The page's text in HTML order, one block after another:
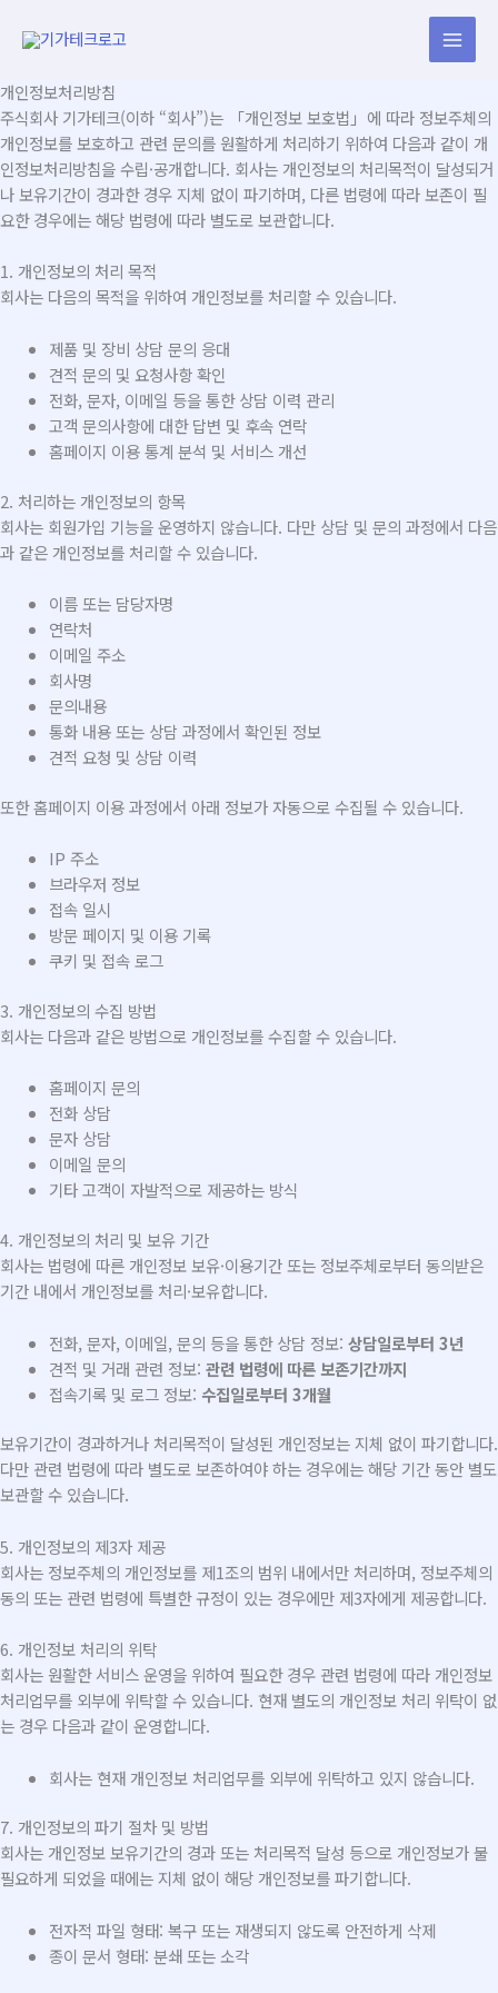
로
건
너
뛰
기
개인정보처리방침
주식회사 기가테크(이하 “회사”)는 「개인정보 보호법」에 따라 정보주체의
개인정보를 보호하고 관련 문의를 원활하게 처리하기 위하여 다음과 같이 개
인정보처리방침을 수립·공개합니다. 회사는 개인정보의 처리목적이 달성되거
나 보유기간이 경과한 경우 지체 없이 파기하며, 다른 법령에 따라 보존이 필
요한 경우에는 해당 법령에 따라 별도로 보관합니다.
1. 개인정보의 처리 목적
회사는 다음의 목적을 위하여 개인정보를 처리할 수 있습니다.
제품 및 장비 상담 문의 응대
견적 문의 및 요청사항 확인
전화, 문자, 이메일 등을 통한 상담 이력 관리
고객 문의사항에 대한 답변 및 후속 연락
홈페이지 이용 통계 분석 및 서비스 개선
2. 처리하는 개인정보의 항목
회사는 회원가입 기능을 운영하지 않습니다. 다만 상담 및 문의 과정에서 다음
과 같은 개인정보를 처리할 수 있습니다.
이름 또는 담당자명
연락처
이메일 주소
회사명
문의내용
통화 내용 또는 상담 과정에서 확인된 정보
견적 요청 및 상담 이력
또한 홈페이지 이용 과정에서 아래 정보가 자동으로 수집될 수 있습니다.
IP 주소
브라우저 정보
접속 일시
방문 페이지 및 이용 기록
쿠키 및 접속 로그
3. 개인정보의 수집 방법
회사는 다음과 같은 방법으로 개인정보를 수집할 수 있습니다.
홈페이지 문의
전화 상담
문자 상담
이메일 문의
기타 고객이 자발적으로 제공하는 방식
4. 개인정보의 처리 및 보유 기간
회사는 법령에 따른 개인정보 보유·이용기간 또는 정보주체로부터 동의받은
기간 내에서 개인정보를 처리·보유합니다.
전화, 문자, 이메일, 문의 등을 통한 상담 정보: 상담일로부터 3년
견적 및 거래 관련 정보: 관련 법령에 따른 보존기간까지
접속기록 및 로그 정보: 수집일로부터 3개월
보유기간이 경과하거나 처리목적이 달성된 개인정보는 지체 없이 파기합니다.
다만 관련 법령에 따라 별도로 보존하여야 하는 경우에는 해당 기간 동안 별도
보관할 수 있습니다.
5. 개인정보의 제3자 제공
회사는 정보주체의 개인정보를 제1조의 범위 내에서만 처리하며, 정보주체의
동의 또는 관련 법령에 특별한 규정이 있는 경우에만 제3자에게 제공합니다.
6. 개인정보 처리의 위탁
회사는 원활한 서비스 운영을 위하여 필요한 경우 관련 법령에 따라 개인정보
처리업무를 외부에 위탁할 수 있습니다. 현재 별도의 개인정보 처리 위탁이 없
는 경우 다음과 같이 운영합니다.
회사는 현재 개인정보 처리업무를 외부에 위탁하고 있지 않습니다.
7. 개인정보의 파기 절차 및 방법
회사는 개인정보 보유기간의 경과 또는 처리목적 달성 등으로 개인정보가 불
필요하게 되었을 때에는 지체 없이 해당 개인정보를 파기합니다.
전자적 파일 형태: 복구 또는 재생되지 않도록 안전하게 삭제
종이 문서 형태: 분쇄 또는 소각